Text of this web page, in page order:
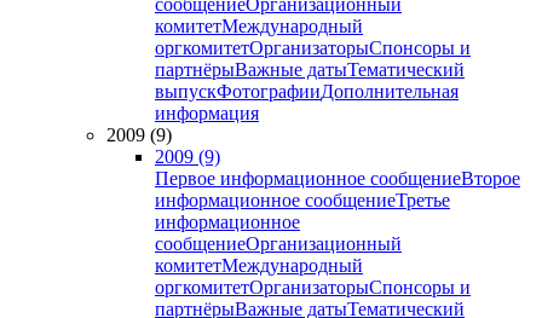
сообщениеОрганизационный
комитетМеждународный
оргкомитетОрганизаторыСпонсоры и
партнёрыВажные датыТематический
выпускФотографииДополнительная
информация
2009 (9)
2009 (9)
Первое информационное сообщениеВторое
информационное сообщениеТретье
информационное
сообщениеОрганизационный
комитетМеждународный
оргкомитетОрганизаторыСпонсоры и
партнёрыВажные датыТематический